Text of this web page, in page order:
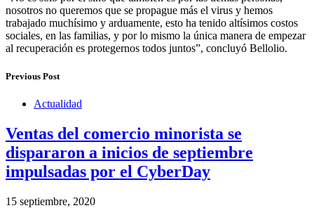
nosotros no queremos que se propague más el virus y hemos
trabajado muchísimo y arduamente, esto ha tenido altísimos costos
sociales, en las familias, y por lo mismo la única manera de empezar
al recuperación es protegernos todos juntos”, concluyó Bellolio.
Previous Post
Actualidad
Ventas del comercio minorista se
dispararon a inicios de septiembre
impulsadas por el CyberDay
15 septiembre, 2020